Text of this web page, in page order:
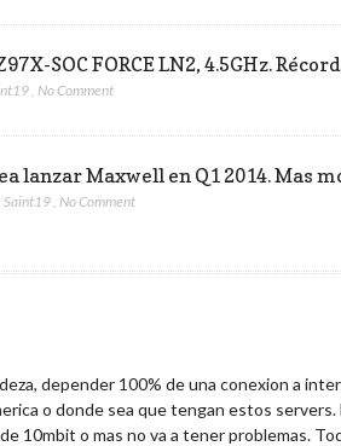
SOC FORCE LN2, 4.5GHz.
,No Comment
lanzar Maxwell en Q1 2014. Mas
,Saint19 No Comment
depender 100% de una conexion a
o donde sea que tengan estos servers.
10mbit o mas no va a tener problemas.